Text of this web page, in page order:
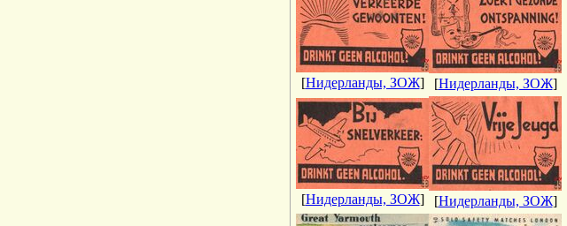
[Нидерланды, ЗОЖ] [Нидерланды, ЗОЖ]
[Нидерланды, ЗОЖ] [Нидерланды, ЗОЖ]